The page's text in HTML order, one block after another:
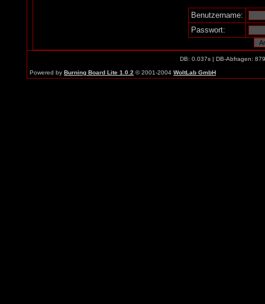
Benutzername:
Passwort:
DB: 0.037s | DB-Abfragen:
Powered by Burning Board Lite 1.0.2 © 2001-2004 WoltLab GmbH